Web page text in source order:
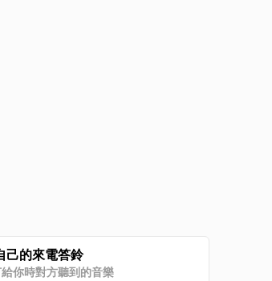
己的來電答鈴
你時對方聽到的音樂